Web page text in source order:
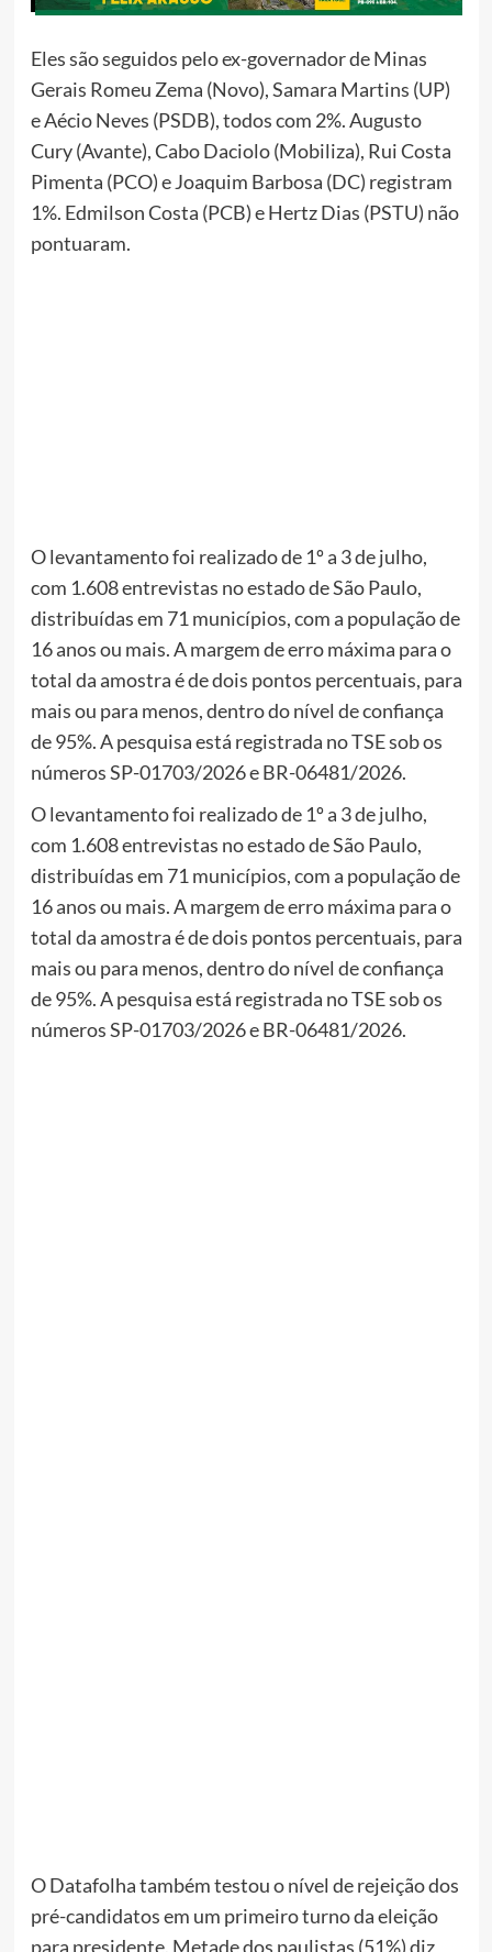
Eles são seguidos pelo ex-governador de Minas
Gerais Romeu Zema (Novo), Samara Martins (UP)
e Aécio Neves (PSDB), todos com 2%. Augusto
Cury (Avante), Cabo Daciolo (Mobiliza), Rui Costa
Pimenta (PCO) e Joaquim Barbosa (DC) registram
1%. Edmilson Costa (PCB) e Hertz Dias (PSTU) não
pontuaram.
O levantamento foi realizado de 1º a 3 de julho,
com 1.608 entrevistas no estado de São Paulo,
distribuídas em 71 municípios, com a população de
16 anos ou mais. A margem de erro máxima para o
total da amostra é de dois pontos percentuais, para
mais ou para menos, dentro do nível de confiança
de 95%. A pesquisa está registrada no TSE sob os
números SP-01703/2026 e BR-06481/2026.
O levantamento foi realizado de 1º a 3 de julho,
com 1.608 entrevistas no estado de São Paulo,
distribuídas em 71 municípios, com a população de
16 anos ou mais. A margem de erro máxima para o
total da amostra é de dois pontos percentuais, para
mais ou para menos, dentro do nível de confiança
de 95%. A pesquisa está registrada no TSE sob os
números SP-01703/2026 e BR-06481/2026.
O Datafolha também testou o nível de rejeição dos
pré-candidatos em um primeiro turno da eleição
para presidente. Metade dos paulistas (51%) diz